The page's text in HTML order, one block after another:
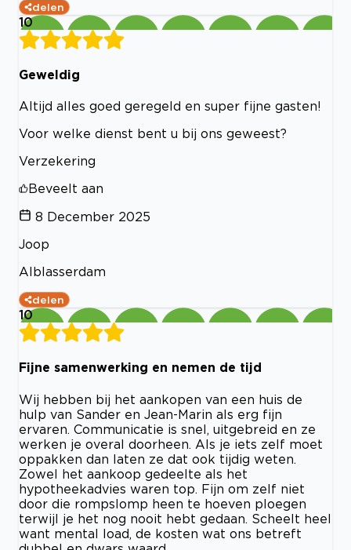
delen
10
Geweldig
Altijd alles goed geregeld en super fijne gasten!
Voor welke dienst bent u bij ons geweest?
Verzekering
Beveelt aan
8 December 2025
Joop
Alblasserdam
delen
10
Fijne samenwerking en nemen de tijd
Wij hebben bij het aankopen van een huis de
hulp van Sander en Jean-Marin als erg fijn
ervaren. Communicatie is snel, uitgebreid en ze
werken je overal doorheen. Als je iets zelf moet
oppakken dan laten ze dat ook tijdig weten.
Zowel het aankoop gedeelte als het
hypotheekadvies waren top. Fijn om zelf niet
door die rompslomp heen te hoeven ploegen
terwijl je het nog nooit hebt gedaan. Scheelt heel
want mental load, de kosten wat ons betreft